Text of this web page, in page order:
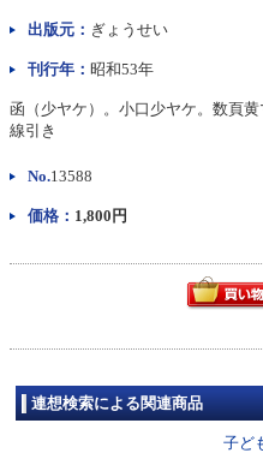
出版元： ぎょうせい
刊行年： 昭和53年
函（少ヤケ）。小口少ヤケ。数頁黄
線引き
No.13588
価格： 1,800円
連想検索による関連商品
子ど